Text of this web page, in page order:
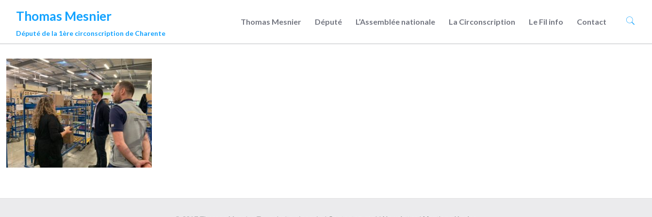
Thomas Mesnier
Député de la 1ère circonscription de Charente
Thomas Mesnier Député L’Assemblée nationale La Circonscription Le Fil info Contact